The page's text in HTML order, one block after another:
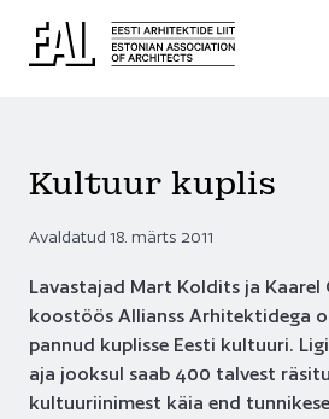
Kultuur kuplis
Avaldatud 18. märts 2011
Lavastajad Mart Koldits ja Kaarel
koostöös Allianss Arhitektidega
pannud kuplisse Eesti kultuuri.
aja jooksul saab 400 talvest
kultuuriinimest käia end tunnikese